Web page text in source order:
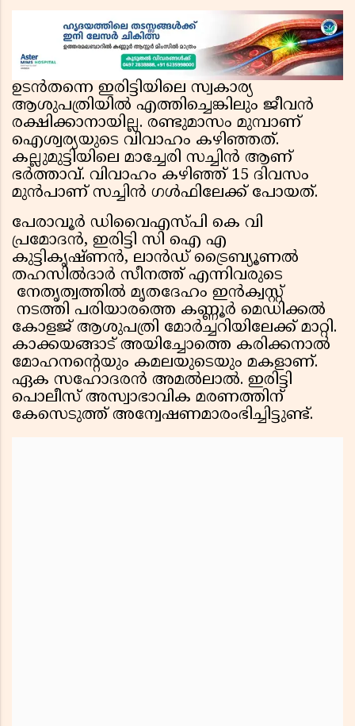
ഉടൻതന്നെ ഇരിട്ടിയിലെ സ്വകാര്യ
ആശുപത്രിയിൽ എത്തിച്ചെങ്കിലും ജീവൻ
രക്ഷിക്കാനായില്ല. രണ്ടുമാസം മുമ്പാണ്
ഐശ്വര്യയുടെ വിവാഹം കഴിഞ്ഞത്.
കല്ലുമുട്ടിയിലെ മാച്ചേരി സച്ചിൻ ആണ്
ഭർത്താവ്. വിവാഹം കഴിഞ്ഞ് 15 ദിവസം
മുൻപാണ് സച്ചിൻ ഗൾഫിലേക്ക് പോയത്.
പേരാവൂർ ഡിവൈഎസ്പി കെ വി
പ്രമോദൻ, ഇരിട്ടി സി ഐ എ
കുട്ടികൃഷ്ണൻ, ലാൻഡ് ട്രൈബ്യൂണൽ
തഹസിൽദാർ സീനത്ത് എന്നിവരുടെ
നേതൃത്വത്തിൽ മൃതദേഹം ഇൻക്വസ്റ്റ്
നടത്തി പരിയാരത്തെ കണ്ണൂർ മെഡിക്കൽ
കോളജ് ആശുപത്രി മോർച്ചറിയിലേക്ക് മാറ്റി.
കാക്കയങ്ങാട് അയിച്ചോത്തെ കരിക്കനാൽ
മോഹനന്റെയും കമലയുടെയും മകളാണ്.
ഏക സഹോദരൻ അമൽലാൽ. ഇരിട്ടി
പൊലീസ് അസ്വാഭാവിക മരണത്തിന്
കേസെടുത്ത് അന്വേഷണമാരംഭിച്ചിട്ടുണ്ട്.